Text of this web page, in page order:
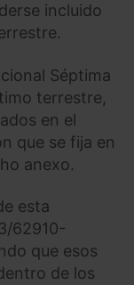
incluido
Séptima
terrestre,
en el
que se fija en
anexo.
esta
62910-
que esos
de los